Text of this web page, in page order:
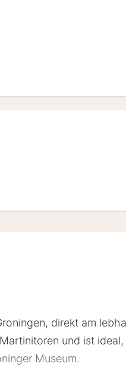
direkt am
und ist
Museum.